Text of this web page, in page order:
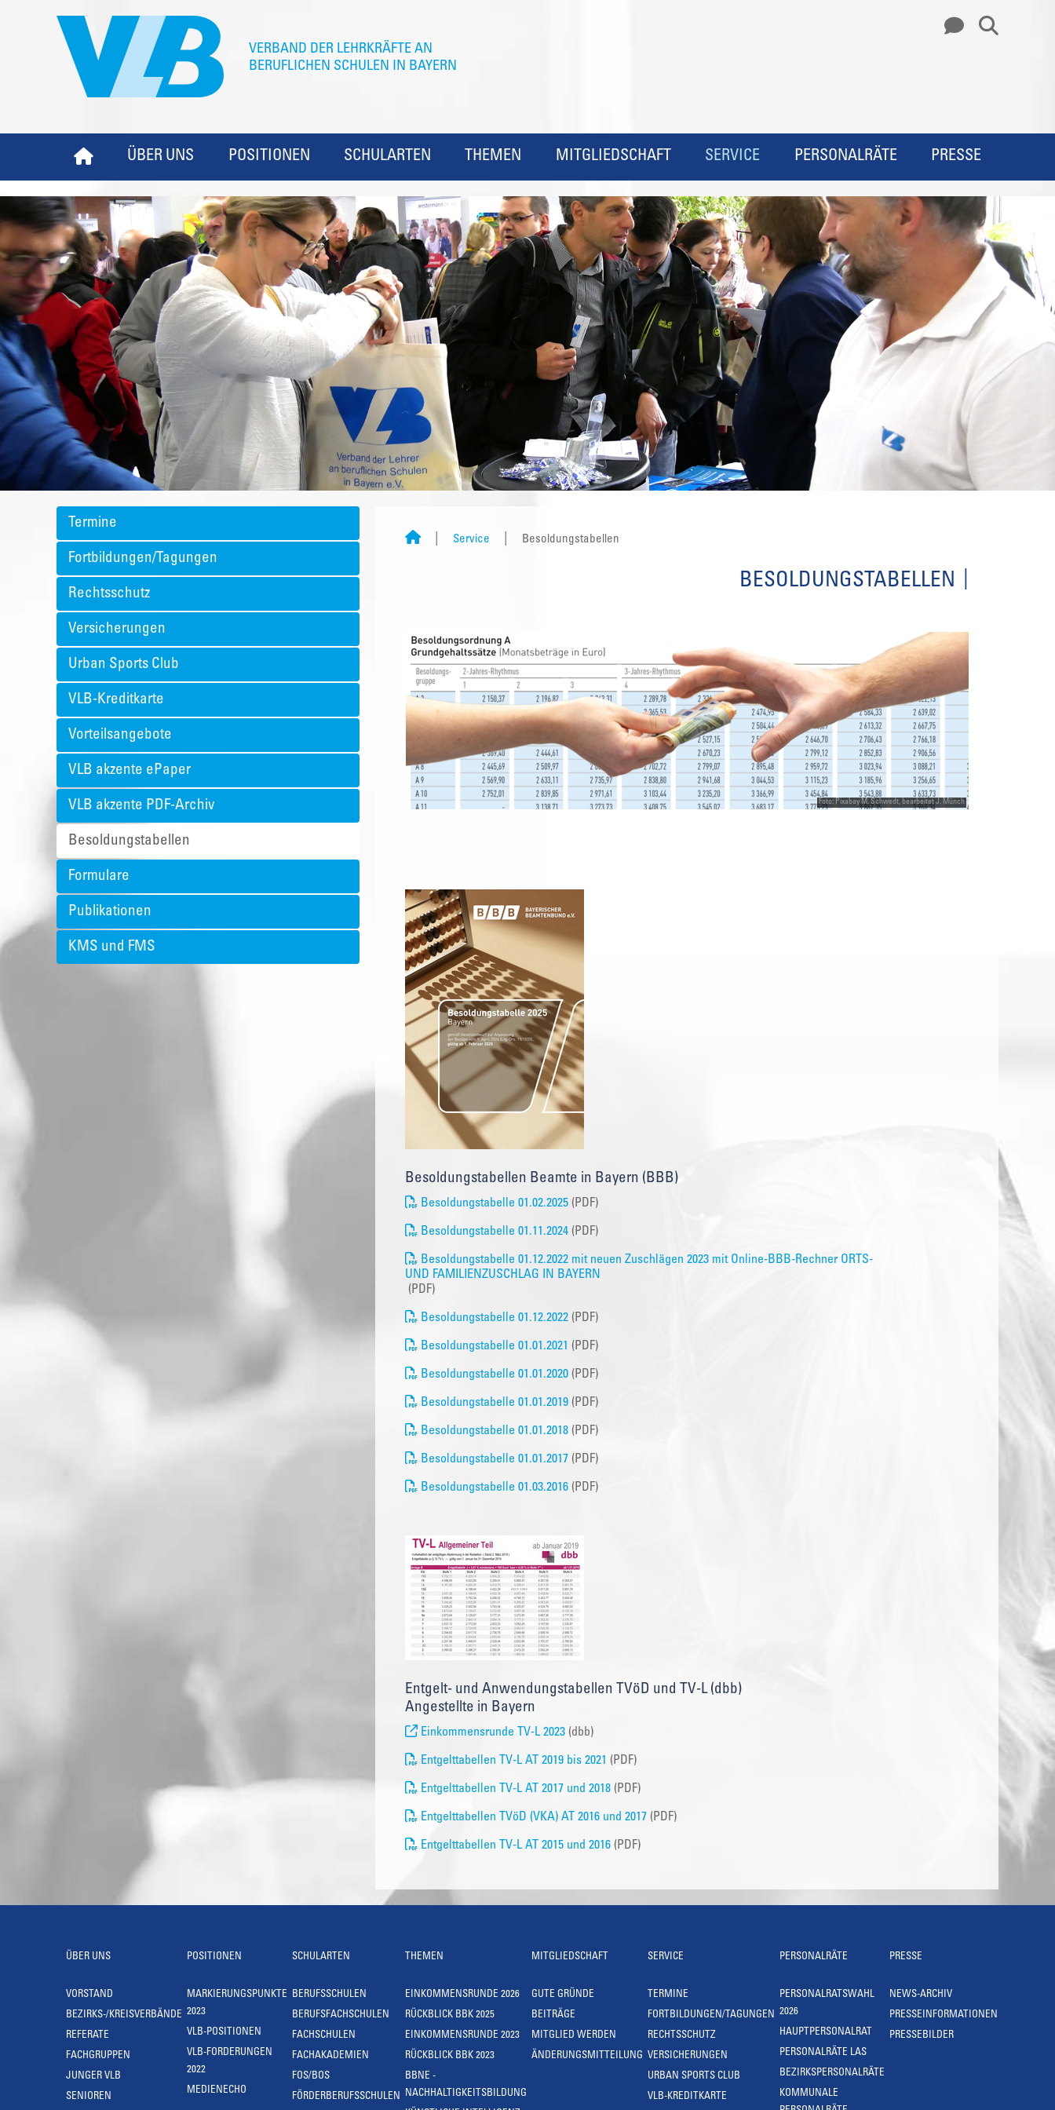
ÜBER UNS POSITIONEN SCHULARTEN THEMEN MITGLIEDSCHAFT SERVICE PERSONALRÄTE PRESSE
Termine
Fortbildungen/Tagungen
Rechtsschutz
Versicherungen
Urban Sports Club
VLB-Kreditkarte
Vorteilsangebote
VLB akzente ePaper
VLB akzente PDF-Archiv
Besoldungstabellen
Formulare
Publikationen
KMS und FMS
Service Besoldungstabellen
BESOLDUNGSTABELLEN
Foto: Pixabay M. Schwedt, bearbeitet J. Münch
Besoldungstabellen Beamte in Bayern (BBB)
Besoldungstabelle 01.02.2025 (PDF)
Besoldungstabelle 01.11.2024 (PDF)
Besoldungstabelle 01.12.2022 mit neuen Zuschlägen 2023 mit Online-BBB-Rechner ORTS-
UND FAMILIENZUSCHLAG IN BAYERN
(PDF)
Besoldungstabelle 01.12.2022 (PDF)
Besoldungstabelle 01.01.2021 (PDF)
Besoldungstabelle 01.01.2020 (PDF)
Besoldungstabelle 01.01.2019 (PDF)
Besoldungstabelle 01.01.2018 (PDF)
Besoldungstabelle 01.01.2017 (PDF)
Besoldungstabelle 01.03.2016 (PDF)
Entgelt- und Anwendungstabellen TVöD und TV-L (dbb)
Angestellte in Bayern
Einkommensrunde TV-L 2023 (dbb)
Entgelttabellen TV-L AT 2019 bis 2021 (PDF)
Entgelttabellen TV-L AT 2017 und 2018 (PDF)
Entgelttabellen TVöD (VKA) AT 2016 und 2017 (PDF)
Entgelttabellen TV-L AT 2015 und 2016 (PDF)
ÜBER UNS
VORSTAND
BEZIRKS-/KREISVERBÄNDE
REFERATE
FACHGRUPPEN
JUNGER VLB
SENIOREN
POSITIONEN
MARKIERUNGSPUNKTE
2023
VLB-POSITIONEN
VLB-FORDERUNGEN
2022
MEDIENECHO
SCHULARTEN
BERUFSSCHULEN
BERUFSFACHSCHULEN
FACHSCHULEN
FACHAKADEMIEN
FOS/BOS
FÖRDERBERUFSSCHULEN
THEMEN
EINKOMMENSRUNDE 2026
RÜCKBLICK BBK 2025
EINKOMMENSRUNDE 2023
RÜCKBLICK BBK 2023
BBNE -
NACHHALTIGKEITSBILDUNG
MITGLIEDSCHAFT
GUTE GRÜNDE
BEITRÄGE
MITGLIED WERDEN
ÄNDERUNGSMITTEILUNG
SERVICE
TERMINE
FORTBILDUNGEN/TAGUNGEN
RECHTSSCHUTZ
VERSICHERUNGEN
URBAN SPORTS CLUB
VLB-KREDITKARTE
PERSONALRÄTE
PERSONALRATSWAHL
2026
HAUPTPERSONALRAT
PERSONALRÄTE LAS
BEZIRKSPERSONALRÄTE
KOMMUNALE
PRESSE
NEWS-ARCHIV
PRESSEINFORMATIONEN
PRESSEBILDER